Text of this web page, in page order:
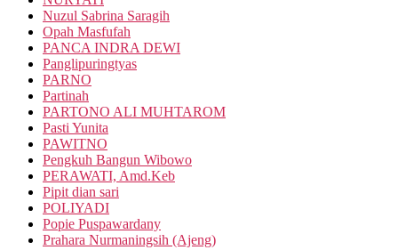
Nuzul Sabrina Saragih
Opah Masfufah
PANCA INDRA DEWI
Panglipuringtyas
PARNO
Partinah
PARTONO ALI MUHTAROM
Pasti Yunita
PAWITNO
Pengkuh Bangun Wibowo
PERAWATI, Amd.Keb
Pipit dian sari
POLIYADI
Popie Puspawardany
Prahara Nurmaningsih (Ajeng)